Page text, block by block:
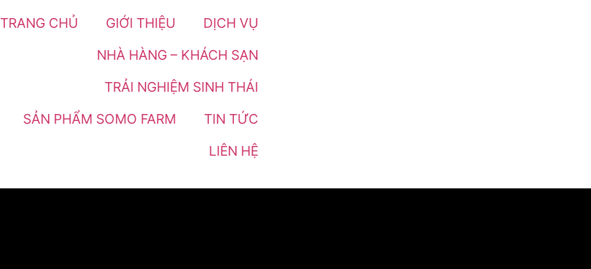
TRANG CHỦ GIỚI THIỆU
DỊCH VỤ
NHÀ HÀNG – KHÁCH SẠN
TRẢI NGHIỆM SINH THÁI
SẢN PHẨM SOMO FARM
TIN TỨC
LIÊN HỆ